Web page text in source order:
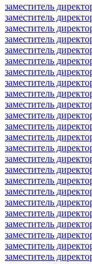
заместитель
заместитель
заместитель
заместитель
заместитель
заместитель
заместитель
заместитель
заместитель
заместитель
заместитель
заместитель
заместитель
заместитель
заместитель
заместитель
заместитель
заместитель
заместитель
заместитель
заместитель
заместитель
заместитель
заместитель